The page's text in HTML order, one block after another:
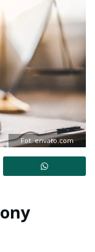
Fot. envato.com